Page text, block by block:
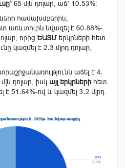
՝65 մլն դոլար, աճ՝ 10․53%։
համախմբերին,
առևտուրն նվազել է 60․88%-
որից ԵԱՏՄերկրների հետ
կազմել է 2․3 մլրդ դոլար,
աճել է 4․
դոլար, իսկ այլ երկրների հետ
է 51․64%-ով և կազմել 3․2 մլրդ